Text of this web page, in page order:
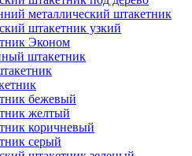
металлический штакетник
штакетник узкий
Эконом
штакетник
бежевый
желтый
коричневый
серый